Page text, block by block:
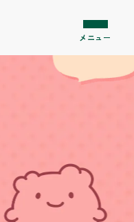
メニュー